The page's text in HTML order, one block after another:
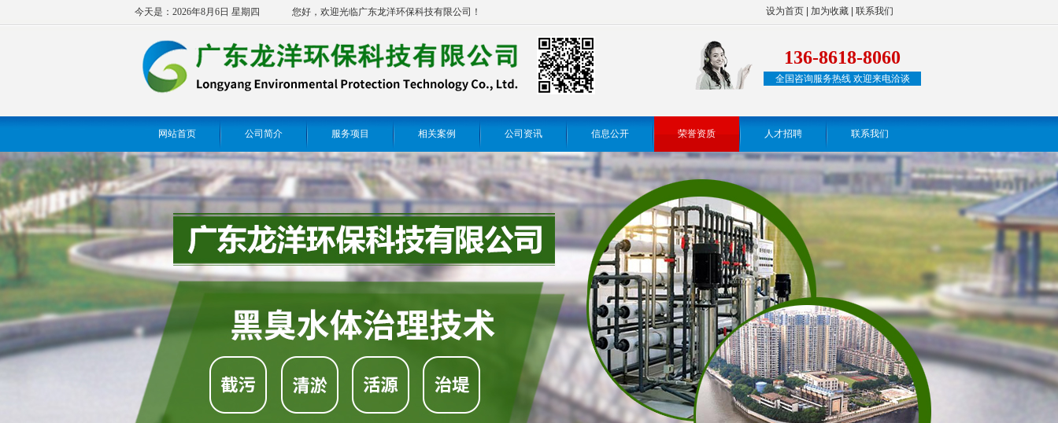
今天是：2026年8月6日 星期四 您好，欢迎光临广东龙洋环保科技有限公司！ 设为首页 加为收藏 联系我们
136-8618-8060
全国咨询服务热线 欢迎来电洽谈
网站首页 公司简介 服务项目 相关案例 公司资讯 信息公开 荣誉资质 人才招聘 联系我们